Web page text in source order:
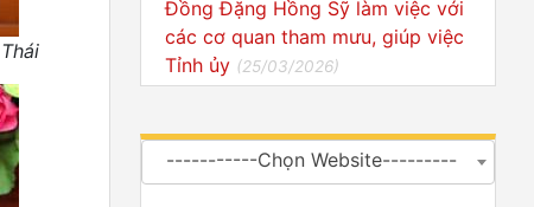
Đồng Đặng Hồng Sỹ làm việc với
các cơ quan tham mưu, giúp việc
Tỉnh ủy (25/03/2026)
-----------Chọn Website---------